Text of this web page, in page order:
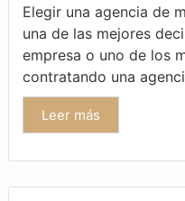
Elegir una agencia de
una de las mejores
empresa o uno de los
contratando una
Leer más